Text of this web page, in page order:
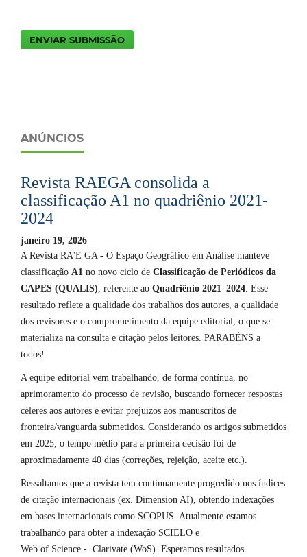
ENVIAR SUBMISSÃO
ANÚNCIOS
Revista RAEGA consolida a
classificação A1 no quadriênio 2021-
2024
janeiro 19, 2026
A Revista RA'E GA - O Espaço Geográfico em Análise manteve
classificação A1 no novo ciclo de Classificação de Periódicos da
CAPES (QUALIS) , referente ao Quadriênio 2021–2024 . Esse
resultado reflete a qualidade dos trabalhos dos autores, a qualidade
dos revisores e o comprometimento da equipe editorial, o que se
materializa na consulta e citação pelos leitores. PARABÉNS a
todos!
A equipe editorial vem trabalhando, de forma contínua, no
aprimoramento do processo de revisão, buscando fornecer respostas
céleres aos autores e evitar prejuízos aos manuscritos de
fronteira/vanguarda submetidos. Considerando os artigos submetidos
em 2025, o tempo médio para a primeira decisão foi de
aproximadamente 40 dias (correções, rejeição, aceite etc.).
Ressaltamos que a revista tem continuamente progredido nos índices
de citação internacionais (ex. Dimension AI), obtendo indexações
em bases internacionais como SCOPUS. Atualmente estamos
trabalhando para obter a indexação SCIELO e
Web of Science - Clarivate (WoS). Esperamos resultados